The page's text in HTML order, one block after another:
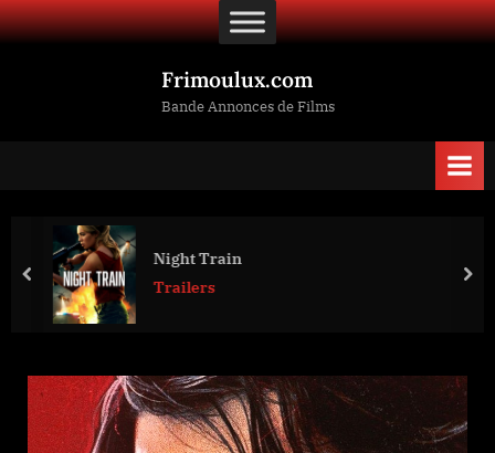
Skip
to
Frimoulux.com
Bande Annonces de Films
Night Train
Trailers
prev